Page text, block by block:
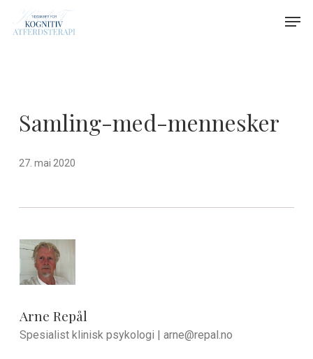
Samling-med-mennesker
27. mai 2020
Arne Repål
Spesialist klinisk psykologi | arne@repal.no